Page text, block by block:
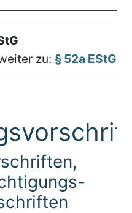
zu: § 52a EStG